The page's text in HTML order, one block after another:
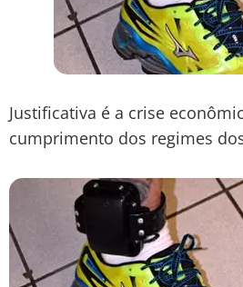
Justificativa é a crise
cumprimento dos regimes